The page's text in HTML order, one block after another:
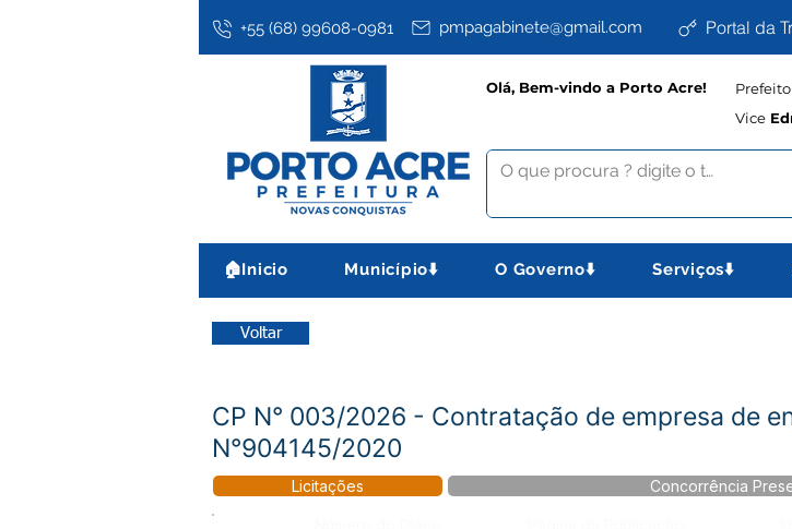
+55 (68) 99608-0981 pmpagabinete@gmail.com Portal da
Olá, Bem-vindo a Porto Acre! Prefeito
Vice
🏠Inicio Município⬇️ O Governo⬇️ Serviços⬇️
Voltar
CP N° 003/2026 - Contratação de empresa de
N°904145/2020
Licitações Concorrência